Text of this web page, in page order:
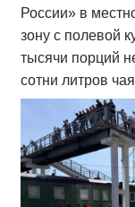
России» в
зону с полевой
тысячи порций
сотни литров